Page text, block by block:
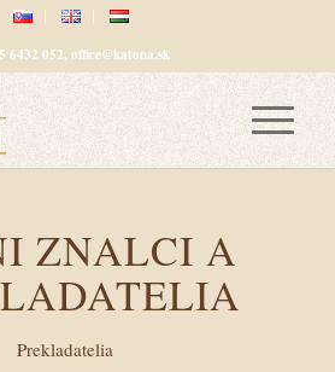
6432 052, office@katona.sk
ZNALCI A
Prekladatelia